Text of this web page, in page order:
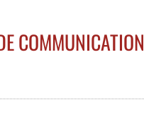
COMMUNICATION